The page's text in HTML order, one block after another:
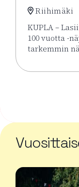
Riihimäki
KUPLA –
100 vuotta -
tarkemmin
Lue lisää